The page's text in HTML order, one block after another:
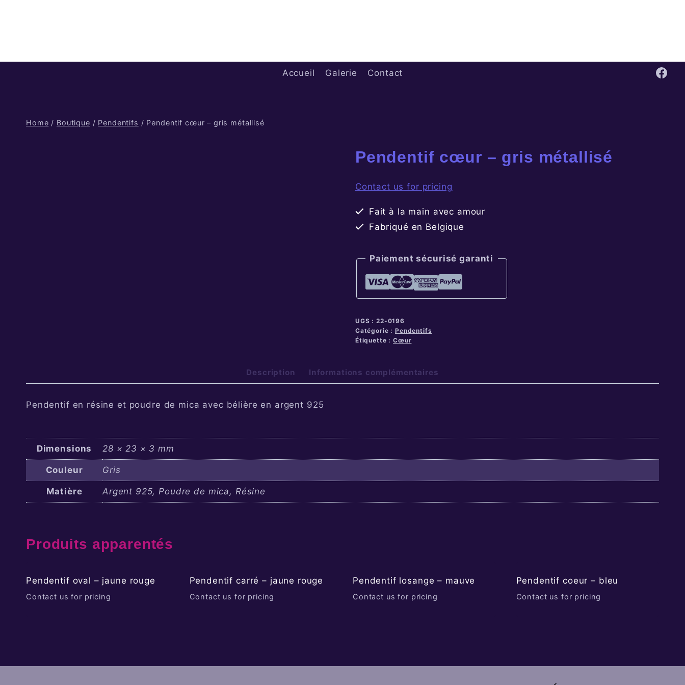
Accueil Galerie Contact
Home / Boutique / Pendentifs / Pendentif cœur – gris métallisé
Pendentif cœur – gris métallisé
Contact us for pricing
Fait à la main avec amour
Fabriqué en Belgique
Paiement sécurisé garanti
UGS : 22-0196
Catégorie :Pendentifs
Étiquette :Cœur
Description Informations complémentaires
Pendentif en résine et poudre de mica avec bélière en argent 925
Dimensions 28 × 23 × 3 mm
Couleur Gris
Matière Argent 925, Poudre de mica, Résine
Produits apparentés
Pendentif oval – jaune rouge
Contact us for pricing
Pendentif carré – jaune rouge
Contact us for pricing
Pendentif losange – mauve
Contact us for pricing
Pendentif coeur – bleu
Contact us for pricing